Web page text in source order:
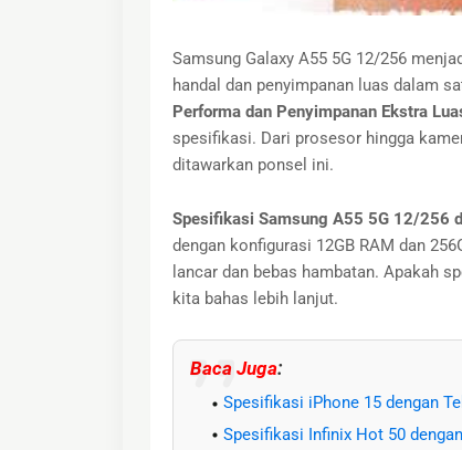
Samsung Galaxy A55 5G 12/256
handal dan penyimpanan luas dalam
Performa dan Penyimpanan Ekstra
spesifikasi. Dari prosesor hingga
ditawarkan ponsel ini.
Spesifikasi Samsung A55 5G 12/256
dengan konfigurasi 12GB RAM dan
lancar dan bebas hambatan. Apakah
kita bahas lebih lanjut.
Baca Juga:
Spesifikasi iPhone 15 dengan
Spesifikasi Infinix Hot 50